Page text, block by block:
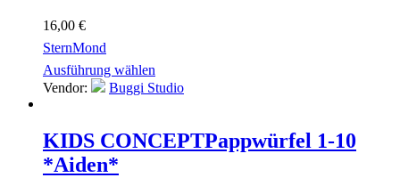
16,00 €
SternMond
Ausführung wählen
Vendor:
Buggi Studio
KIDS CONCEPTPappwürfel 1-10
*Aiden*